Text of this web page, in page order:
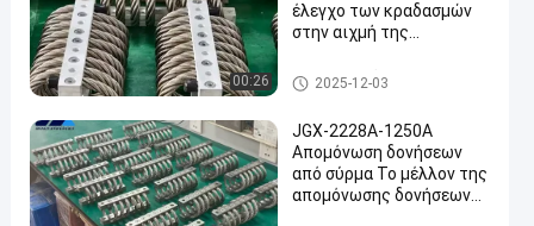
ακραία
περιβάλλοντα
δόνησης
σχοινιών
καλωδίων
2025-
12-03
11
απόψεις
τώρα.
Συμμετοχή
#
00:26
έλεγχο των κραδασμών
στην αιχμή της
Άμυνας και της
Βιομηχανικής
Μονωτής δόνησης σχοινιών
καλωδίων
2025-12-03
JGX-2228A-1250A
Απομόνωση δονήσεων
από σύρμα Το μέλλον της
απομόνωσης δονήσεων